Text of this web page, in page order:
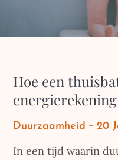
Hoe een
Duurzaamheid 20
In een tijd waarin